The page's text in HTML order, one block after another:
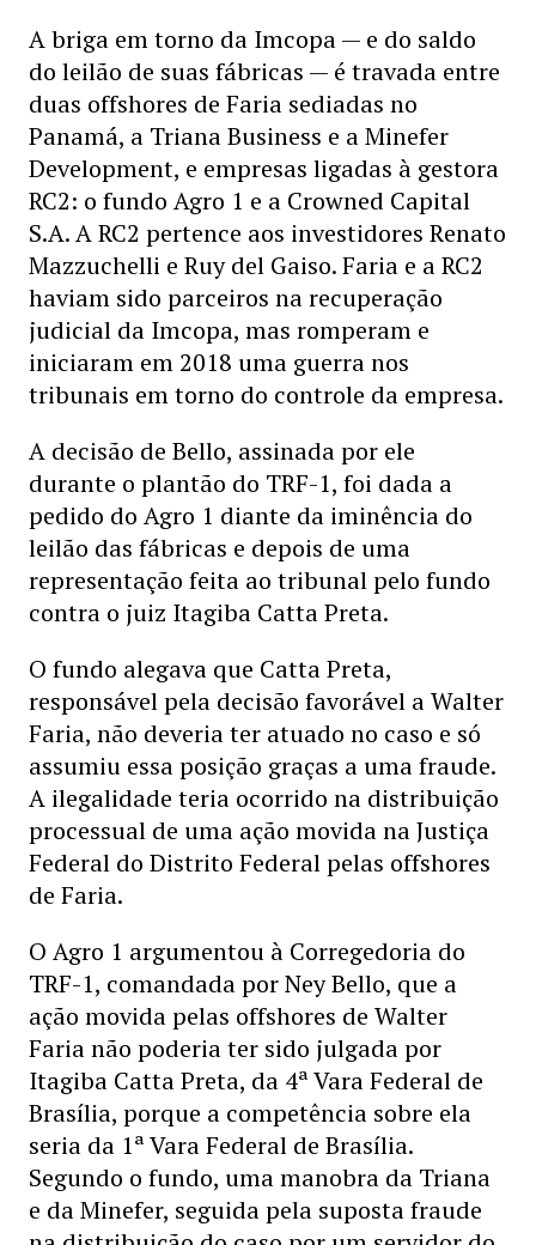
A briga em torno da Imcopa — e do saldo
do leilão de suas fábricas — é travada entre
duas offshores de Faria sediadas no
Panamá, a Triana Business e a Minefer
Development, e empresas ligadas à gestora
RC2: o fundo Agro 1 e a Crowned Capital
S.A. A RC2 pertence aos investidores Renato
Mazzuchelli e Ruy del Gaiso. Faria e a RC2
haviam sido parceiros na recuperação
judicial da Imcopa, mas romperam e
iniciaram em 2018 uma guerra nos
tribunais em torno do controle da empresa.
A decisão de Bello, assinada por ele
durante o plantão do TRF-1, foi dada a
pedido do Agro 1 diante da iminência do
leilão das fábricas e depois de uma
representação feita ao tribunal pelo fundo
contra o juiz Itagiba Catta Preta.
O fundo alegava que Catta Preta,
responsável pela decisão favorável a Walter
Faria, não deveria ter atuado no caso e só
assumiu essa posição graças a uma fraude.
A ilegalidade teria ocorrido na distribuição
processual de uma ação movida na Justiça
Federal do Distrito Federal pelas offshores
de Faria.
O Agro 1 argumentou à Corregedoria do
TRF-1, comandada por Ney Bello, que a
ação movida pelas offshores de Walter
Faria não poderia ter sido julgada por
Itagiba Catta Preta, da 4ª Vara Federal de
Brasília, porque a competência sobre ela
seria da 1ª Vara Federal de Brasília.
Segundo o fundo, uma manobra da Triana
e da Minefer, seguida pela suposta fraude